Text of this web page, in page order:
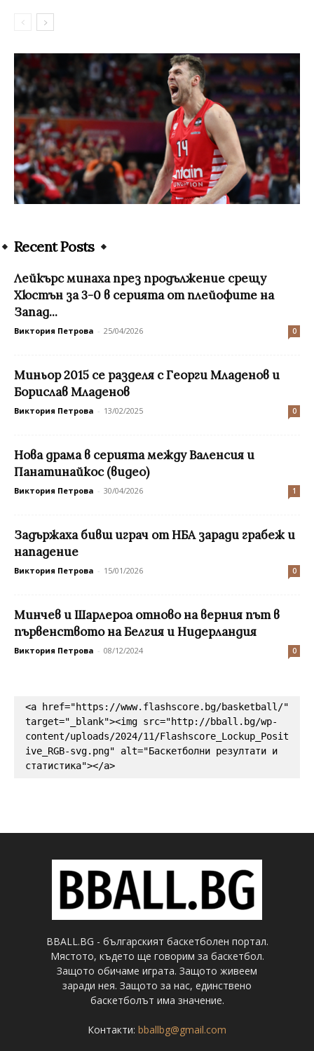
Recent Posts
Лейкърс минаха през продължение срещу
Хюстън за 3-0 в серията от плейофите на
Запад...
Виктория Петрова - 25/04/2026 0
Миньор 2015 се разделя с Георги Младенов и
Борислав Младенов
Виктория Петрова - 13/02/2025 0
Нова драма в серията между Валенсия и
Панатинайкос (видео)
Виктория Петрова - 30/04/2026 1
Задържаха бивш играч от НБА заради грабеж и
нападение
Виктория Петрова - 15/01/2026 0
Минчев и Шарлероа отново на верния път в
първенството на Белгия и Нидерландия
Виктория Петрова - 08/12/2024 0
<a href="https://www.flashscore.bg/basketball/"
target="_blank"><img src="http://bball.bg/wp-
content/uploads/2024/11/Flashscore_Lockup_Posit
ive_RGB-svg.png" alt="Баскетболни резултати и
статистика"></a>
BBALL.BG - българският баскетболен портал.
Мястото, където ще говорим за баскетбол.
Защото обичаме играта. Защото живеем
заради нея. Защото за нас, единствено
баскетболът има значение.
Контакти: bballbg@gmail.com